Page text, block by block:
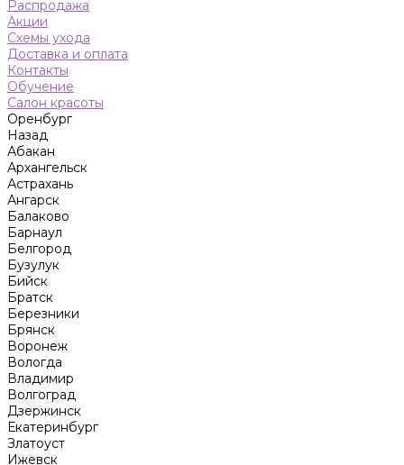
Распродажа
Акции
Схемы ухода
Доставка и оплата
Контакты
Обучение
Салон красоты
Оренбург
Назад
Абакан
Архангельск
Астрахань
Ангарск
Балаково
Барнаул
Белгород
Бузулук
Бийск
Братск
Березники
Брянск
Воронеж
Вологда
Владимир
Волгоград
Дзержинск
Екатеринбург
Златоуст
Ижевск